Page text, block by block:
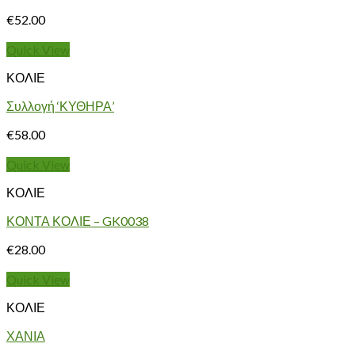
€52.00
Quick View
ΚΟΛΙΕ
Συλλογή ‘ΚΥΘΗΡΑ’
€58.00
Quick View
ΚΟΛΙΕ
ΚΟΝΤΑ ΚΟΛΙΕ – GK0038
€28.00
Quick View
ΚΟΛΙΕ
ΧΑΝΙΑ